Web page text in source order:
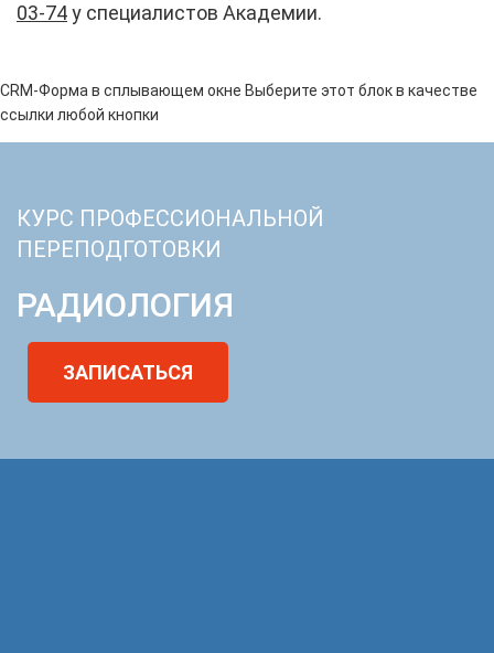
03-74у специалистов Академии.
CRM-Форма в сплывающем окне Выберите этот блок в качестве
ссылки любой кнопки
КУРС ПРОФЕССИОНАЛЬНОЙ
ПЕРЕПОДГОТОВКИ
РАДИОЛОГИЯ
ЗАПИСАТЬСЯ